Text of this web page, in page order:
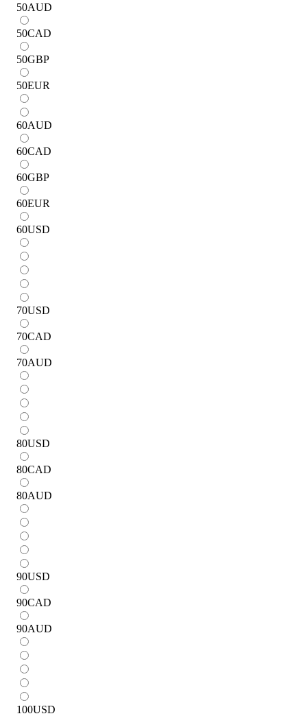
50AUD
50CAD
50GBP
50EUR
60AUD
60CAD
60GBP
60EUR
60USD
70USD
70CAD
70AUD
80USD
80CAD
80AUD
90USD
90CAD
90AUD
100USD